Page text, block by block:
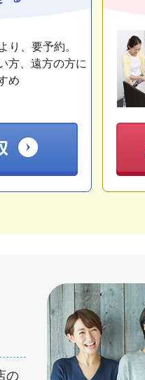
り、要予約。
方、遠方の方に
め
の